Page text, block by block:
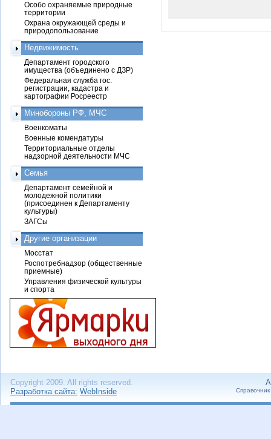
Особо охраняемые природные
территории
Охрана окружающей среды и
природопользование
Недвижимость
Департамент городского
имущества (объединено с ДЗР)
Федеральная служба гос.
регистрации, кадастра и
картографии Росреестр
Минобороны РФ, МЧС
Военкоматы
Военные комендатуры
Территориальные отделы
надзорной деятельности МЧС
Семья
Департамент семейной и
молодежной политики
(присоединен к Департаменту
культуры)
ЗАГСы
Другие организации
Мосстат
Роспотребнадзор (общественные
приемные)
Управления физической культуры
и спорта
Copyright 2009. All rights reserved.
Разработка сайта: WebInside